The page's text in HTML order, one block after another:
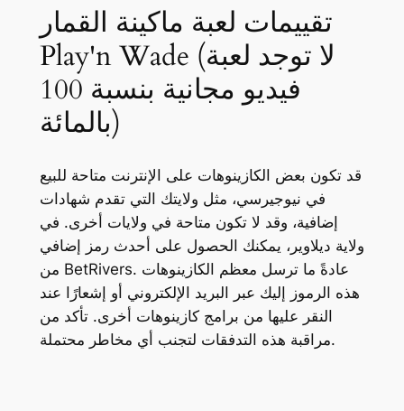
تقييمات لعبة ماكينة القمار
Play'n Wade (لا توجد لعبة
فيديو مجانية بنسبة 100
بالمائة)
قد تكون بعض الكازينوهات على الإنترنت متاحة للبيع
في نيوجيرسي، مثل ولايتك التي تقدم شهادات
إضافية، وقد لا تكون متاحة في ولايات أخرى. في
ولاية ديلاوير، يمكنك الحصول على أحدث رمز إضافي
من BetRivers. عادةً ما ترسل معظم الكازينوهات
هذه الرموز إليك عبر البريد الإلكتروني أو إشعارًا عند
النقر عليها من برامج كازينوهات أخرى. تأكد من
مراقبة هذه التدفقات لتجنب أي مخاطر محتملة.